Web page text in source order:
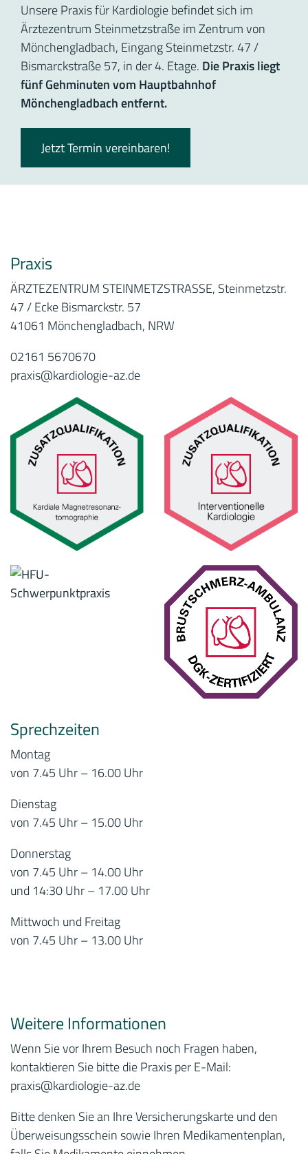
Unsere Praxis für Kardiologie befindet sich im
Ärztezentrum Steinmetzstraße im Zentrum von
Mönchengladbach, Eingang Steinmetzstr. 47 /
Bismarckstraße 57, in der 4. Etage. Die Praxis liegt
fünf Gehminuten vom Hauptbahnhof
Mönchengladbach entfernt.
Jetzt Termin vereinbaren!
Praxis
ÄRZTEZENTRUM STEINMETZSTRASSE, Steinmetzstr.
47 / Ecke Bismarckstr. 57
41061 Mönchengladbach, NRW
02161 5670670
praxis@kardiologie-az.de
Sprechzeiten
Montag
von 7.45 Uhr – 16.00 Uhr
Dienstag
von 7.45 Uhr – 15.00 Uhr
Donnerstag
von 7.45 Uhr – 14.00 Uhr
und 14:30 Uhr – 17.00 Uhr
Mittwoch und Freitag
von 7.45 Uhr – 13.00 Uhr
Weitere Informationen
Wenn Sie vor Ihrem Besuch noch Fragen haben,
kontaktieren Sie bitte die Praxis per E-Mail:
praxis@kardiologie-az.de
Bitte denken Sie an Ihre Versicherungskarte und den
Überweisungsschein sowie Ihren Medikamentenplan,